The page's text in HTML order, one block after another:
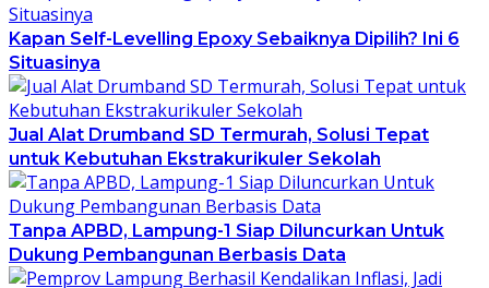
Kapan Self-Levelling Epoxy Sebaiknya Dipilih? Ini 6
Situasinya
Jual Alat Drumband SD Termurah, Solusi Tepat
untuk Kebutuhan Ekstrakurikuler Sekolah
Tanpa APBD, Lampung-1 Siap Diluncurkan Untuk
Dukung Pembangunan Berbasis Data